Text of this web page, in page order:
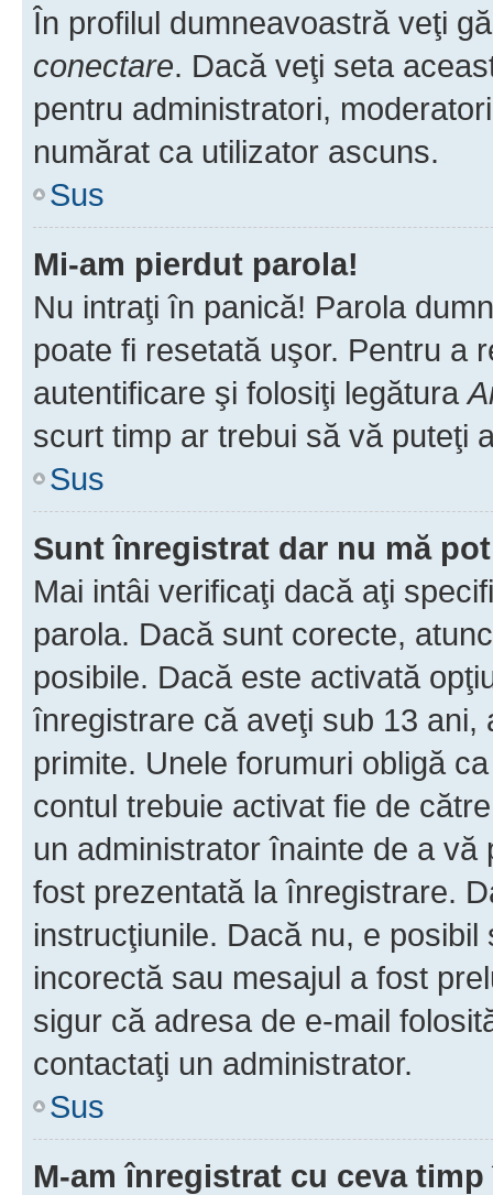
În profilul dumneavoastră veţi
conectare. Dacă veţi seta
pentru administratori,
numărat ca utilizator ascuns.
Sus
Mi-am pierdut parola!
Nu intraţi în panică! Parola
poate fi resetată uşor. Pentru a
autentificare şi folosiţi legătura
scurt timp ar trebui să vă puteţi
Sus
Sunt înregistrat dar nu mă
Mai intâi verificaţi dacă aţi
parola. Dacă sunt corecte,
posibile. Dacă este activată
înregistrare că aveţi sub 13
primite. Unele forumuri obligă
contul trebuie activat fie de
un administrator înainte de a
fost prezentată la înregistrare.
instrucţiunile. Dacă nu, e
incorectă sau mesajul a fost
sigur că adresa de e-mail
contactaţi un administrator.
Sus
M-am înregistrat cu ceva